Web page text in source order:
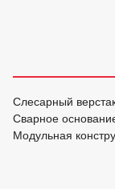
Слесарный
Сварное
Модульная